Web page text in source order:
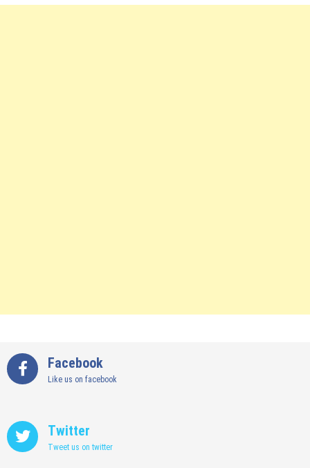
Facebook
Like us on facebook
Twitter
Tweet us on twitter